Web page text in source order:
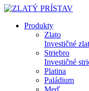
Produkty
Zlato
Investičné
Striebro
Investičné
Platina
Paládium
Meď